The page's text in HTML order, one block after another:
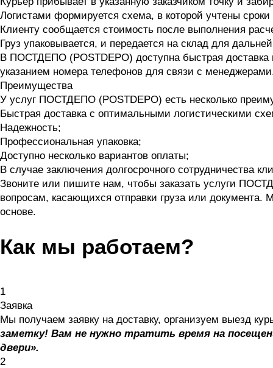
Логистами формируется схема, в которой учтены
Клиенту сообщается стоимость после выполнения
Груз упаковывается, и передается на склад для
В ПОСТДЕПО (POSTDEPO) доступна быстрая доставка
указанием номера телефонов для связи с
Преимущества
У услуг ПОСТДЕПО (POSTDEPO) есть несколько
Быстрая доставка с оптимальными логистическими
Надежность;
Профессиональная упаковка;
Доступно несколько вариантов оплаты;
В случае заключения долгосрочного сотрудничества
Звоните или пишите нам, чтобы заказать услуги
вопросам, касающихся отправки груза или
основе.
Как мы работаем?
1
Заявка
Мы получаем заявку на доставку, организуем выезд
заметку! Вам не нужно тратить время на
двери».
2